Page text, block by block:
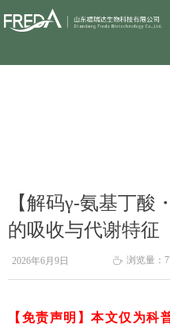
【解码γ-氨基丁酸
的吸收与代谢特征
【免责声明】本文仅为科
2026年6月9日 ꄘ 浏览量：